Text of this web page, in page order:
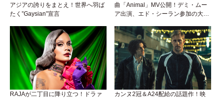
アジアの誇りをまとえ！世界へ羽ば
たく”Gaysian”宣言
曲「Animal」MV公開！デミ・ムー
ア出演、エド・シーラン参加の大胆
RAJAが二丁目に降り立つ！ドラァ
カンヌ2冠＆A24配給の話題作！映